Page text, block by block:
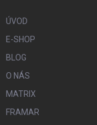
ÚVOD
E-SHOP
BLOG
O NÁS
MATRIX
FRAMAR